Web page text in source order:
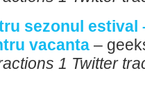
sezonul estival
vacanta –
1 Twitter